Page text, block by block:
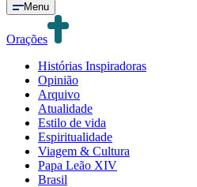
Menu
Orações
Histórias Inspiradoras
Opinião
Arquivo
Atualidade
Estilo de vida
Espiritualidade
Viagem & Cultura
Papa Leão XIV
Brasil